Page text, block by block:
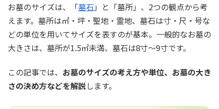
お墓のサイズは、「墓石 」と「墓所」、2つの観点から考
えます。墓所は㎡・坪・聖地・霊地、墓石は寸・尺・号な
どの単位を用いてサイズを表すのが基本。一般的なお墓の
大きさは、墓所が1.5㎡未満、墓石は8寸〜9寸です。
この記事では、 お墓のサイズの考え方や単位、お墓の大き
さの決め方などを解説します。